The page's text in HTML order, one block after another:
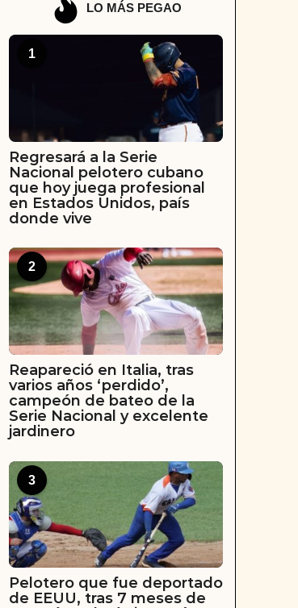
LO MÁS PEGAO
1
Regresará a la Serie
Nacional pelotero cubano
que hoy juega profesional
en Estados Unidos, país
donde vive
2
Reapareció en Italia, tras
varios años ‘perdido’,
campeón de bateo de la
Serie Nacional y excelente
jardinero
3
Pelotero que fue deportado
de EEUU, tras 7 meses de